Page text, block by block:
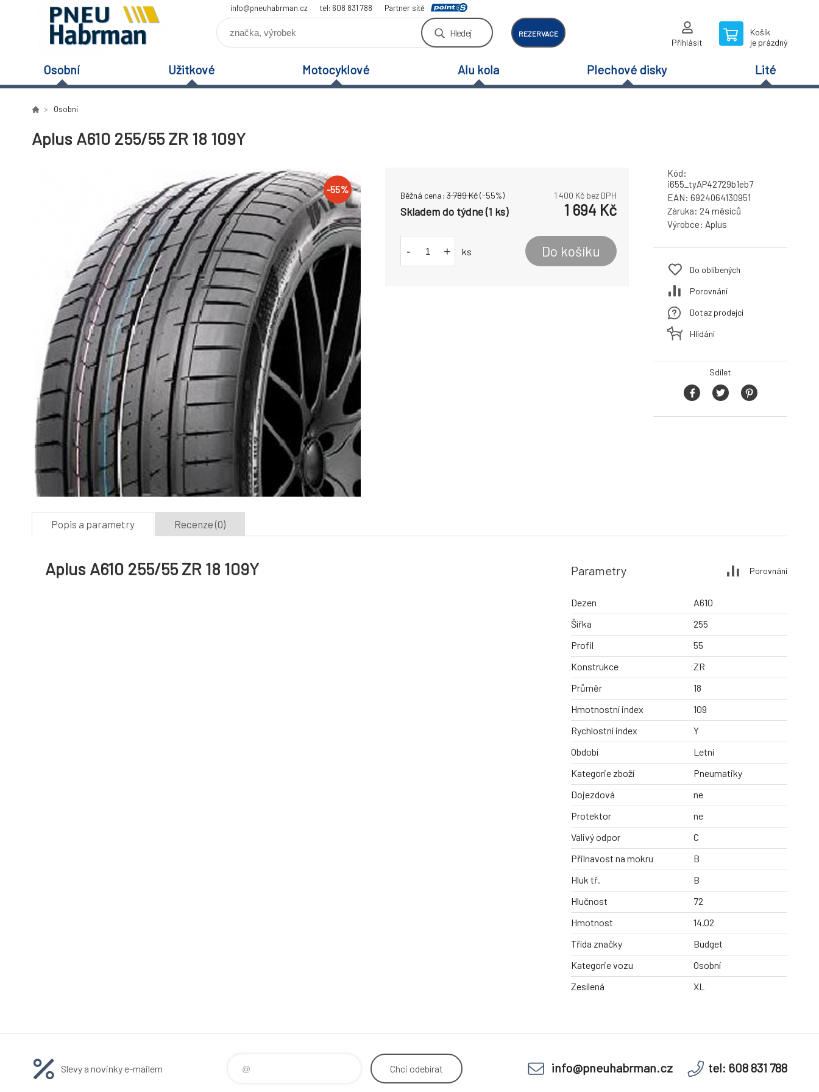
info@pneuhabrman.cz tel: 608 831 788 Partner sítě
Hledej REZERVACE
Přihlásit
Košík
je prázdný
Osobní Užitkové Motocyklové Alu kola Plechové disky Lité
Osobní
Aplus A610 255/55 ZR 18 109Y
-55%
Běžná cena: 3 789Kč(-55%) 1 400 Kč bez DPH
Skladem do týdne (1 ks) 1 694 Kč
- + ks Do košíku
Kód:
i655_tyAP42729b1eb7
EAN: 6924064130951
Záruka: 24 měsíců
Výrobce: Aplus
Do oblíbených
Porovnání
Dotaz prodejci
Hlídání
Sdílet
Popis a parametry Recenze (0)
Aplus A610 255/55 ZR 18 109Y Parametry Porovnání
Dezen
A610
Šířka
255
Profil
55
Konstrukce
ZR
Průměr
18
Hmotnostní index
109
Rychlostní index
Y
Období
Letní
Kategorie zboží
Pneumatiky
Dojezdová
ne
Protektor
ne
Valivý odpor
C
Přilnavost na mokru
B
Hluk tř.
B
Hlučnost
72
Hmotnost
14.02
Třída značky
Budget
Kategorie vozu
Osobní
Zesílená
XL
Slevy a novinky e-mailem Chci odebírat info@pneuhabrman.cz tel: 608 831 788